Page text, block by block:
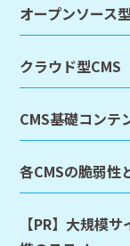
オープンソース
クラウド型CMS
CMS基礎コンテ
各CMSの脆弱性
【PR】大規模